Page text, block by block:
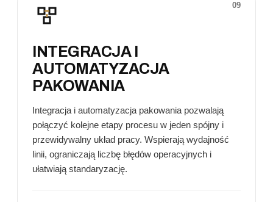
09
INTEGRACJA I
AUTOMATYZACJA
PAKOWANIA
Integracja i automatyzacja pakowania pozwalają
połączyć kolejne etapy procesu w jeden spójny i
przewidywalny układ pracy. Wspierają wydajność
linii, ograniczają liczbę błędów operacyjnych i
ułatwiają standaryzację.